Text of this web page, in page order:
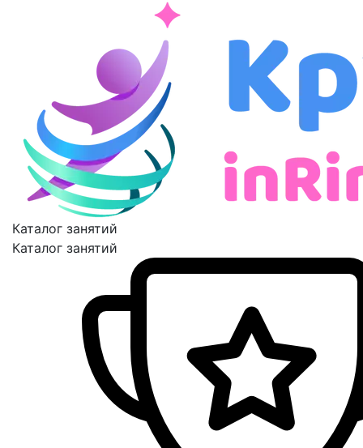
Каталог занятий
Каталог занятий